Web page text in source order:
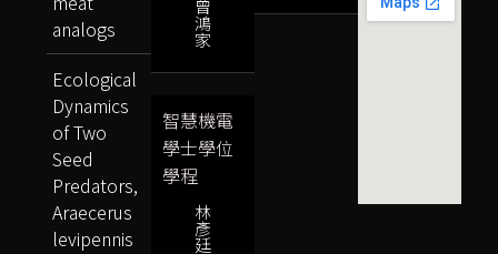
曾
鴻
家
智慧機電
學士學位
學程
林
彥
廷
analogs
Ecological
Dynamics
of Two
Seed
Predators,
Araecerus
levipennis